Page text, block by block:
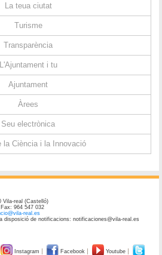
La teua ciutat
Turisme
Transparència
L'Ajuntament i tu
Ajuntament
Àrees
Seu electrònica
la Ciència i la Innovació
Vila-real (Castelló)
964 547 032
real.es
disposició de notificacions: notificaciones@vila-real.es
Instagram Facebook Youtube